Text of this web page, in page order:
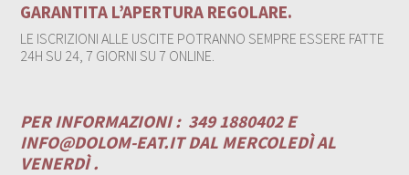
GARANTITA L’APERTURA REGOLARE.
LE ISCRIZIONI ALLE USCITE POTRANNO SEMPRE ESSERE FATTE
24H SU 24, 7 GIORNI SU 7 ONLINE.
PER INFORMAZIONI : 349 1880402 E
INFO@DOLOM-EAT.ITDAL MERCOLEDÌ AL
VENERDÌ .